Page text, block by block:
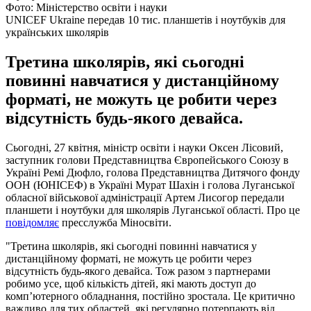
Фото: Міністерство освіти і науки
UNICEF Ukraine передав 10 тис. планшетів і ноутбуків для
українських школярів
Третина школярів, які сьогодні
повинні навчатися у дистанційному
форматі, не можуть це робити через
відсутність будь-якого девайса.
Сьогодні, 27 квітня, міністр освіти і науки Оксен Лісовий,
заступник голови Представництва Європейського Союзу в
Україні Ремі Дюфло, голова Представництва Дитячого фонду
ООН (ЮНІСЕФ) в Україні Мурат Шахін і голова Луганської
обласної військової адміністрації Артем Лисогор передали
планшети і ноутбуки для школярів Луганської області. Про це
повідомляє пресслужба Міносвіти.
"Третина школярів, які сьогодні повинні навчатися у
дистанційному форматі, не можуть це робити через
відсутність будь-якого девайса. Тож разом з партнерами
робимо усе, щоб кількість дітей, які мають доступ до
комп’ютерного обладнання, постійно зростала. Це критично
важливо для тих областей, які регулярно потерпають від